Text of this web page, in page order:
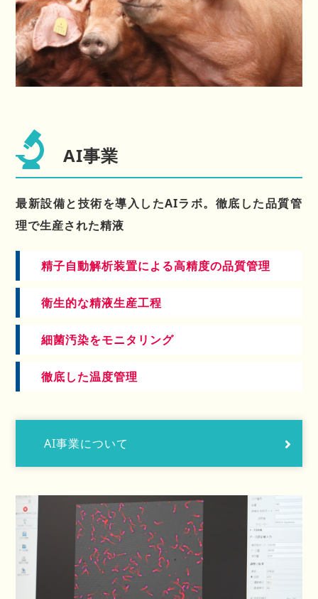
AI事業
最新設備と技術を導入したAIラボ。 徹底した品質管
理で生産された精液
精子自動解析装置による高精度の品質管理
衛生的な精液生産工程
細菌汚染をモニタリング
徹底した温度管理
AI事業について